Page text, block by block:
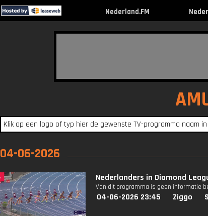
Nederland.FM
04-06-2026
Nederlanders in Diamond
Van dit programma is geen informatie
04-06-2026 23:45 Ziggo